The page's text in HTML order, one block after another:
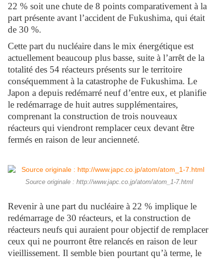
22 % soit une chute de 8 points comparativement à la
part présente avant l’accident de Fukushima, qui était
de 30 %.
Cette part du nucléaire dans le mix énergétique est
actuellement beaucoup plus basse, suite à l’arrêt de la
totalité des 54 réacteurs présents sur le territoire
conséquemment à la catastrophe de Fukushima. Le
Japon a depuis redémarré neuf d’entre eux, et planifie
le redémarrage de huit autres supplémentaires,
comprenant la construction de trois nouveaux
réacteurs qui viendront remplacer ceux devant être
fermés en raison de leur ancienneté.
Source originale : http://www.japc.co.jp/atom/atom_1-7.html
Revenir à une part du nucléaire à 22 % implique le
redémarrage de 30 réacteurs, et la construction de
réacteurs neufs qui auraient pour objectif de remplacer
ceux qui ne pourront être relancés en raison de leur
vieillissement. Il semble bien pourtant qu’à terme, le